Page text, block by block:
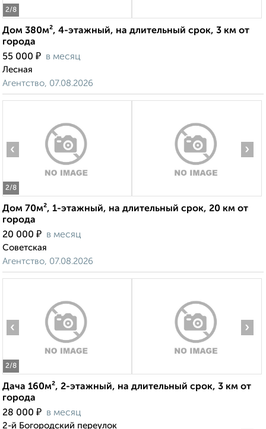
2/8
Дом 380м², 4-этажный, на длительный срок, 3 км от
города
55 000 ₽ в месяц
Лесная
Агентство, 07.08.2026
2/8
‹ ›
Дом 70м², 1-этажный, на длительный срок, 20 км от
города
20 000 ₽ в месяц
Советская
Агентство, 07.08.2026
2/8
‹ ›
Дача 160м², 2-этажный, на длительный срок, 3 км от
города
28 000 ₽ в месяц
2-й Богородский переулок